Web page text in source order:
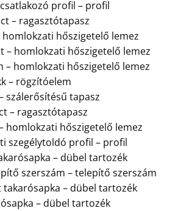
profil – profil
– ragasztótapasz
hőszigetelő lemez
– homlokzati hőszigetelő lemez
– homlokzati hőszigetelő lemez
– rögzítóelem
szálerősítésű tapasz
– ragasztótapasz
homlokzati hőszigetelő lemez
szegélytoldó profil – profil
– dübel tartozék
szerszám – telepítő szerszám
takarósapka – dübel tartozék
– dübel tartozék